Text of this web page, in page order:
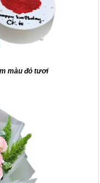
màu đỏ tươi